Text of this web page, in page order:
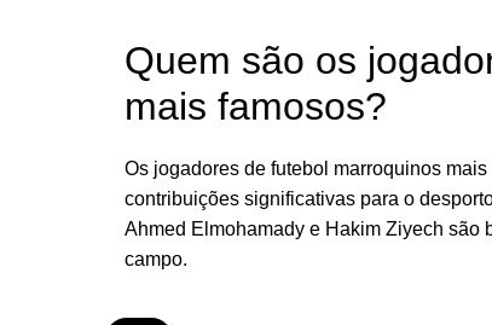
Quem são os
mais famosos?
Os jogadores de futebol marroquinos
contribuições significativas para o
Ahmed Elmohamady e Hakim Ziyech são
campo.